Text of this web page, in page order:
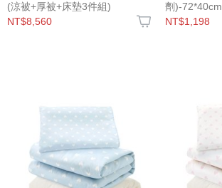
(涼被+厚被+床墊3件組)
NT$8,560
劑)-72*40cm
NT$1,198